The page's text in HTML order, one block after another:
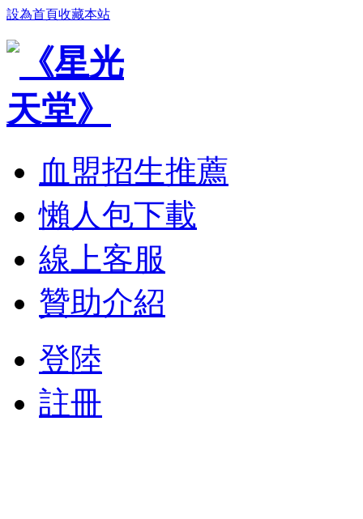
設為首頁收藏本站
血盟招生推薦
懶人包下載
線上客服
贊助介紹
登陸
註冊